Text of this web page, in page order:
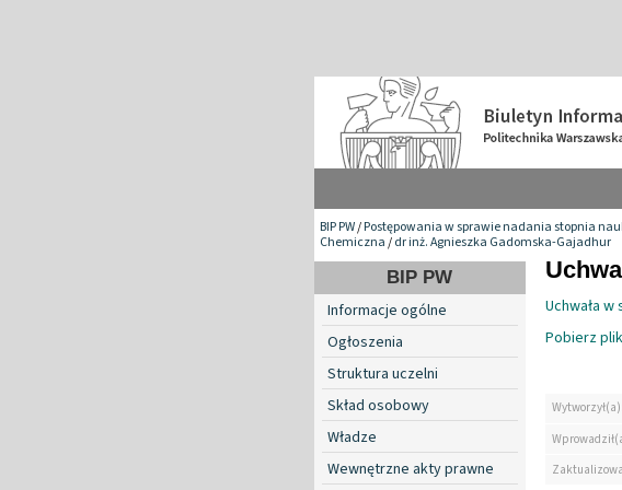
BIP PW/Postępowania w sprawie nadania stopnia
Chemiczna/dr inż. Agnieszka Gadomska-Gajadhur
BIP PW
Informacje ogólne
Ogłoszenia
Struktura uczelni
Skład osobowy
Władze
Wewnętrzne akty prawne
Uchwała
Pobierz plik